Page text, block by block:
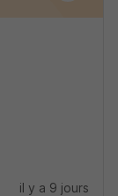
il y a 9 jours